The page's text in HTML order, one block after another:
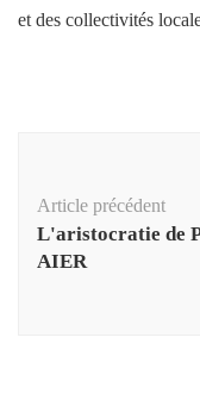
et des collectivités
Article précédent
L'aristocratie de
AIER